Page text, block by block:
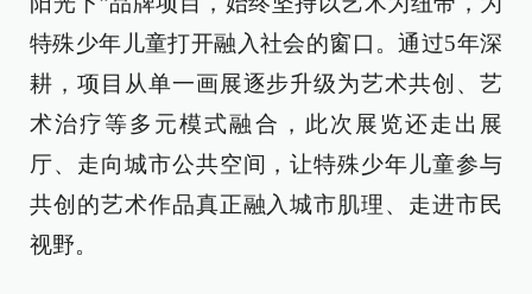
特殊少年儿童打开融入社会的窗口。通过5年深
耕，项目从单一画展逐步升级为艺术共创、艺
术治疗等多元模式融合，此次展览还走出展
厅、走向城市公共空间，让特殊少年儿童参与
共创的艺术作品真正融入城市肌理、走进市民
视野。